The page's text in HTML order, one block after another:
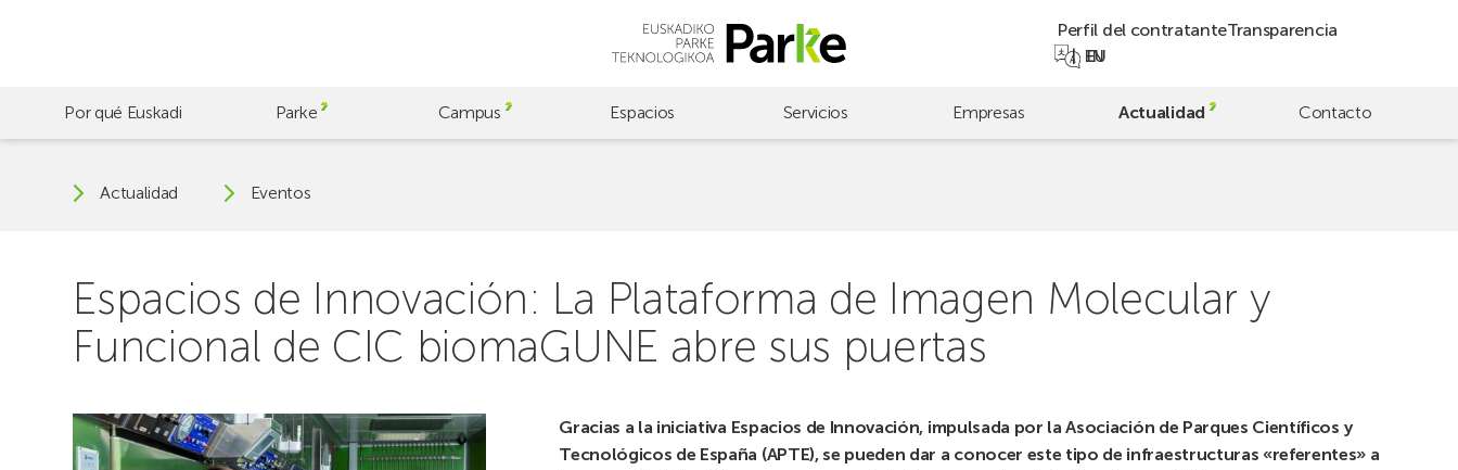
Perfil del contratanteTransparencia
EU
EN
Por qué Euskadi Parke Campus Espacios Servicios Empresas Actualidad Contacto
Actualidad Eventos
Espacios de Innovación: La Plataforma de Imagen Molecular y
Funcional de CIC biomaGUNE abre sus puertas
Gracias a la iniciativa Espacios de Innovación, impulsada por la Asociación de Parques Científicos y
Tecnológicos de España (APTE), se pueden dar a conocer este tipo de infraestructuras «referentes» a